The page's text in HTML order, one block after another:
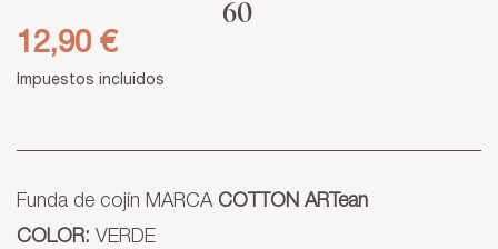
60
12,90 €
Impuestos incluidos
Funda de cojín MARCA COTTON ARTean
COLOR: VERDE